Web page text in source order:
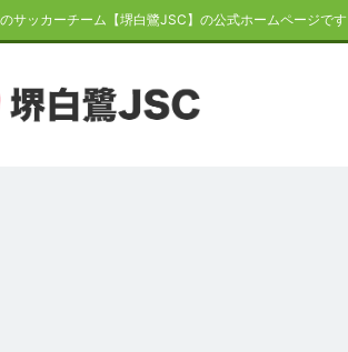
サッカーチーム【堺白鷺JSC】の公式ホームページです